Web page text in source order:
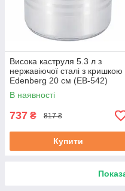
Висока каструля 5.3 л з
нержавіючої сталі з кришкою
Edenberg 20 см (EB-542)
В наявності
737 ₴ 817 ₴
Купити